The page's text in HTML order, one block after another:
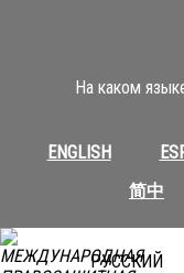
На каком
ENGLISH
简中
РУССКИЙ